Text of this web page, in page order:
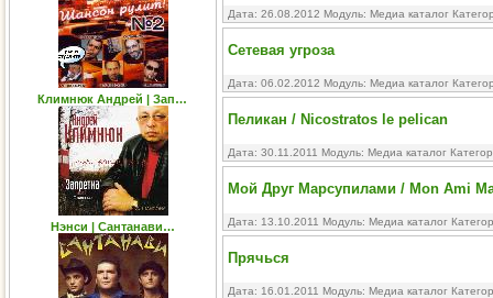
Климнюк Андрей | Зап…
Нэнси | Сантанави…
Дата: 26.08.2012 Модуль: Медиа каталог
Сетевая угроза
Дата: 06.02.2012 Модуль: Медиа каталог
Пеликан / Nicostratos le pelican
Дата: 30.11.2011 Модуль: Медиа каталог
Мой Друг Марсупилами / Mon Ami
Дата: 13.10.2011 Модуль: Медиа каталог
Прячься
Дата: 16.01.2011 Модуль: Медиа каталог